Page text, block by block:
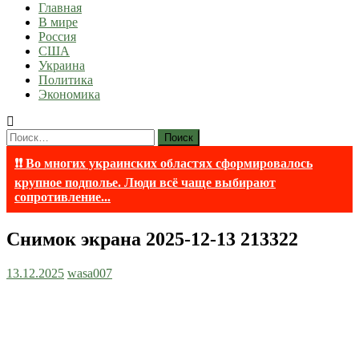
Главная
В мире
Россия
США
Украина
Политика
Экономика
Найти:
❗❗ Во многих украинских областях сформировалось
крупное подполье. Люди всё чаще выбирают
сопротивление...
Снимок экрана 2025-12-13 213322
13.12.2025 wasa007